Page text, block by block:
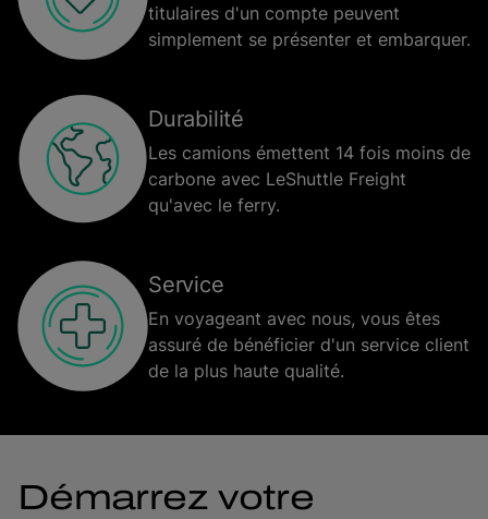
titulaires d'un compte peuvent
simplement se présenter et embarquer.
Durabilité
Les camions émettent 14 fois moins de
carbone avec LeShuttle Freight
qu'avec le ferry.
Service
En voyageant avec nous, vous êtes
assuré de bénéficier d'un service client
de la plus haute qualité.
Démarrez votre